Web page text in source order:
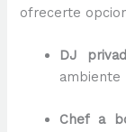
ofrecerte
DJ
ambiente
Chef a